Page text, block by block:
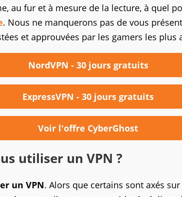
au fur et à mesure de la lecture, à quel
. Nous ne manquerons pas de vous
et approuvées par les gamers les plus
NordVPN - 30 jours gratuits
ExpressVPN - 30 jours gratuits
Voir l'offre CyberGhost
utiliser un VPN ?
un VPN. Alors que certains sont axés